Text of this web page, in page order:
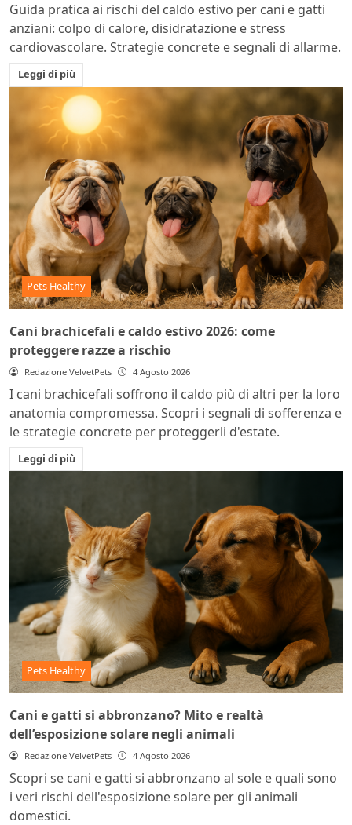
Guida pratica ai rischi del caldo estivo per cani e gatti
anziani: colpo di calore, disidratazione e stress
cardiovascolare. Strategie concrete e segnali di allarme.
Leggi di più
Pets Healthy
Cani brachicefali e caldo estivo 2026: come
proteggere razze a rischio
Redazione VelvetPets 4 Agosto 2026
I cani brachicefali soffrono il caldo più di altri per la loro
anatomia compromessa. Scopri i segnali di sofferenza e
le strategie concrete per proteggerli d'estate.
Leggi di più
Pets Healthy
Cani e gatti si abbronzano? Mito e realtà
dell’esposizione solare negli animali
Redazione VelvetPets 4 Agosto 2026
Scopri se cani e gatti si abbronzano al sole e quali sono
i veri rischi dell'esposizione solare per gli animali
domestici.